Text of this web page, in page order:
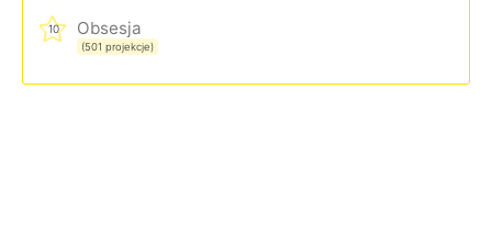
10 Obsesja
(501 projekcje)